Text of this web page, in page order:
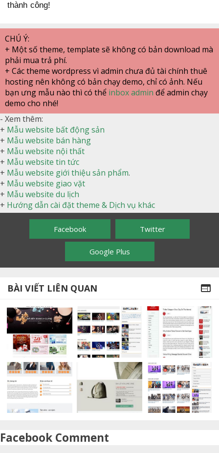
thành công!
CHÚ Ý:
+ Một số theme, template sẽ không có bản download mà
phải mua trả phí.
+ Các theme wordpress vì admin chưa đủ tài chính thuê
hosting nên không có bản chạy demo, chỉ có ảnh. Nếu
bạn ưng mẫu nào thì có thể inbox admin để admin chạy
demo cho nhé!
- Xem thêm:
+ Mẫu website bất động sản
+ Mẫu website bán hàng
+ Mẫu website nội thất
+ Mẫu website tin tức
+ Mẫu website giới thiệu sản phẩm.
+ Mẫu website giao vặt
+ Mẫu website du lịch
+ Hướng dẫn cài đặt theme & Dịch vụ khác
Facebook Twitter
Google Plus
BÀI VIẾT LIÊN QUAN 
Facebook Comment